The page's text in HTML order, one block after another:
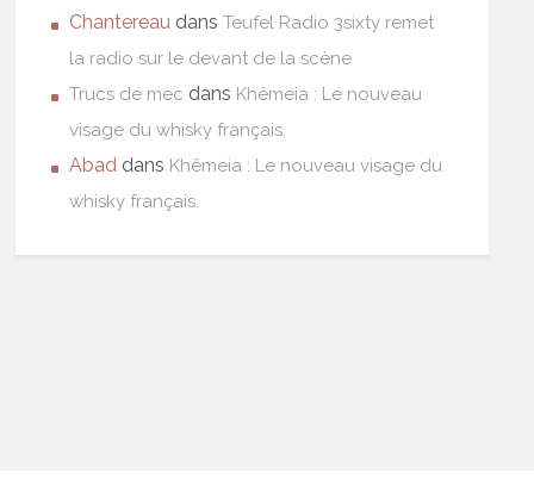
Chantereau dansTeufel Radio 3sixty remet
la radio sur le devant de la scène
Trucs de mec dans Khêmeia : Le nouveau
visage du whisky français.
Abad dans Khêmeia : Le nouveau visage du
whisky français.